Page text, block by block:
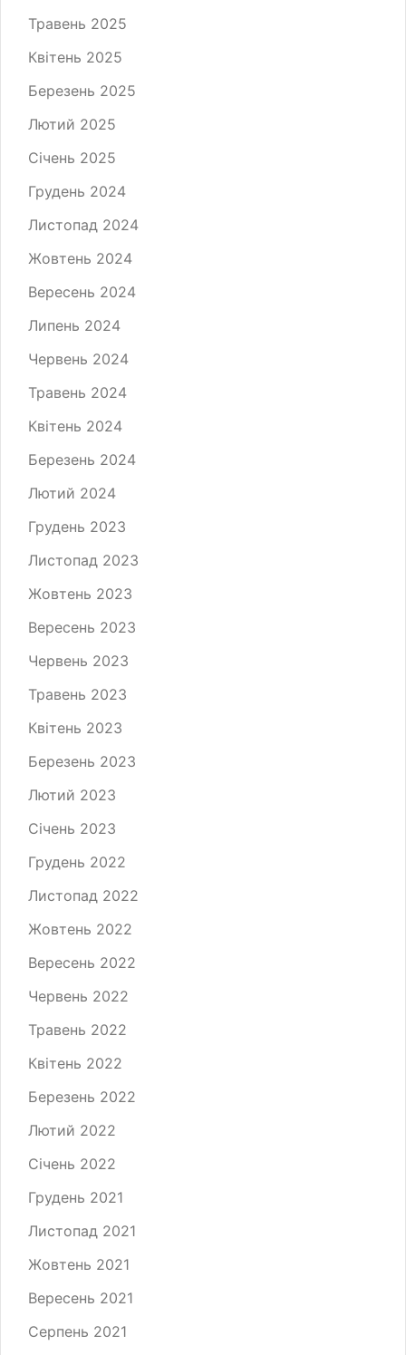
Травень 2025
Квітень 2025
Березень 2025
Лютий 2025
Січень 2025
Грудень 2024
Листопад 2024
Жовтень 2024
Вересень 2024
Липень 2024
Червень 2024
Травень 2024
Квітень 2024
Березень 2024
Лютий 2024
Грудень 2023
Листопад 2023
Жовтень 2023
Вересень 2023
Червень 2023
Травень 2023
Квітень 2023
Березень 2023
Лютий 2023
Січень 2023
Грудень 2022
Листопад 2022
Жовтень 2022
Вересень 2022
Червень 2022
Травень 2022
Квітень 2022
Березень 2022
Лютий 2022
Січень 2022
Грудень 2021
Листопад 2021
Жовтень 2021
Вересень 2021
Серпень 2021